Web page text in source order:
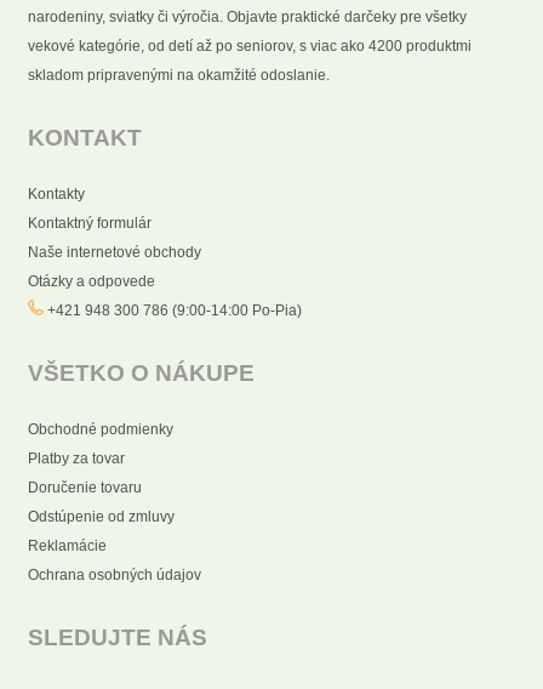
narodeniny, sviatky či výročia. Objavte praktické darčeky pre všetky
vekové kategórie, od detí až po seniorov, s viac ako 4200 produktmi
skladom pripravenými na okamžité odoslanie.
KONTAKT
Kontakty
Kontaktný formulár
Naše internetové obchody
Otázky a odpovede
+421 948 300 786 (9:00-14:00 Po-Pia)
VŠETKO O NÁKUPE
Obchodné podmienky
Platby za tovar
Doručenie tovaru
Odstúpenie od zmluvy
Reklamácie
Ochrana osobných údajov
SLEDUJTE NÁS